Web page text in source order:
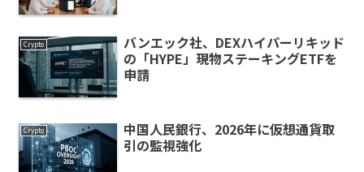
Crypto
バンエック社、DEXハイパーリキッド
の「HYPE」現物ステーキングETFを
申請
Crypto
中国人民銀行、2026年に仮想通貨取
引の監視強化